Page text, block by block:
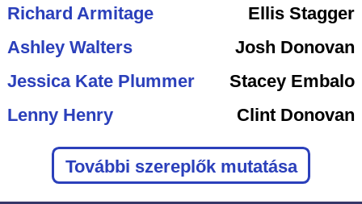
Richard Armitage
Ellis Stagger
Ashley Walters
Josh Donovan
Jessica Kate Plummer
Stacey Embalo
Lenny Henry
Clint Donovan
További szereplők mutatása